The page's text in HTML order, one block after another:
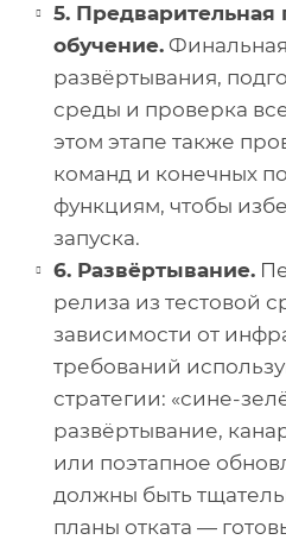
5. Предварительная
обучение.
развёртывания,
среды и проверка
этом этапе также
команд и конечных
функциям, чтобы
запуска.
6. Развёртывание.
релиза из тестовой
зависимости от
требований
стратегии: «сине-
развёртывание,
или поэтапное
должны быть
планы отката —